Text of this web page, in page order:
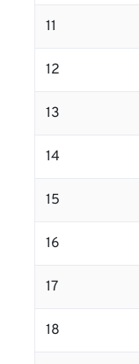
11
12
13
14
15
16
17
18